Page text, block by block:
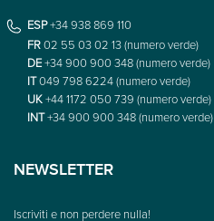
ESP+34 938 869 110
FR02 55 03 02 13 (numero verde)
DE+34 900 900 348 (numero verde)
IT049 798 6224 (numero verde)
UK+44 1172 050 739 (numero verde)
INT+34 900 900 348 (numero verde)
NEWSLETTER